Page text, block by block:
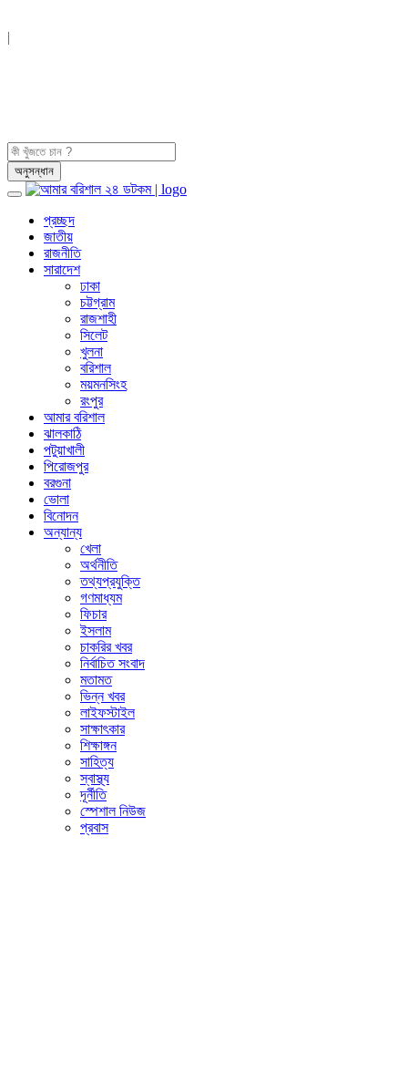
|
প্রচ্ছদ
জাতীয়
রাজনীতি
সারাদেশ
ঢাকা
চট্টগ্রাম
রাজশাহী
সিলেট
খুলনা
বরিশাল
ময়মনসিংহ
রংপুর
আমার বরিশাল
ঝালকাঠি
পটুয়াখালী
পিরোজপুর
বরগুনা
ভোলা
বিনোদন
অন্যান্য
খেলা
অর্থনীতি
তথ্যপ্রযুক্তি
গণমাধ্যম
ফিচার
ইসলাম
চাকরির খবর
নির্বাচিত সংবাদ
মতামত
ভিন্ন খবর
লাইফস্টাইল
সাক্ষাৎকার
শিক্ষাঙ্গন
সাহিত্য
স্বাস্থ্য
দূর্নীতি
স্পেশাল নিউজ
প্রবাস